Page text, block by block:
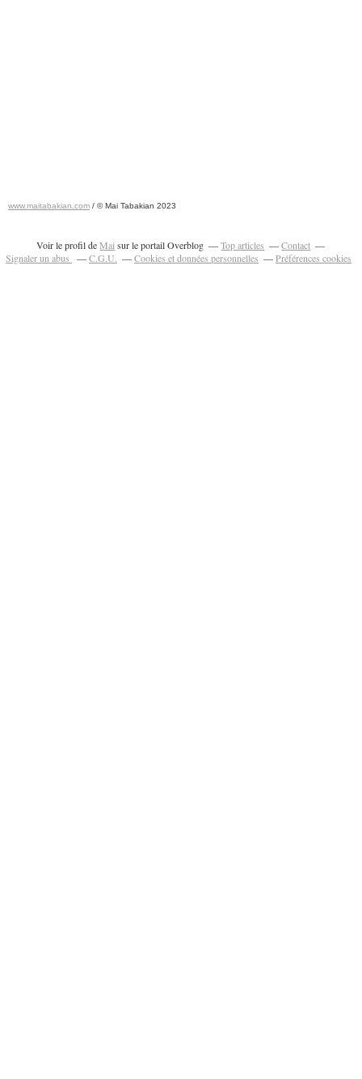
www.maitabakian.com / © Mai Tabakian 2023
Voir le profil deMaisur le portail Overblog Top articles
Contact
Signaler un abus
C.G.U. Cookies et données personnelles Préférences cookies